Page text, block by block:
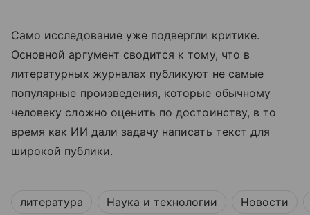
Само исследование уже подвергли критике.
Основной аргумент сводится к тому, что в
литературных журналах публикуют не самые
популярные произведения, которые обычному
человеку сложно оценить по достоинству, в то
время как ИИ дали задачу написать текст для
широкой публики.
литература Наука и технологии Новости